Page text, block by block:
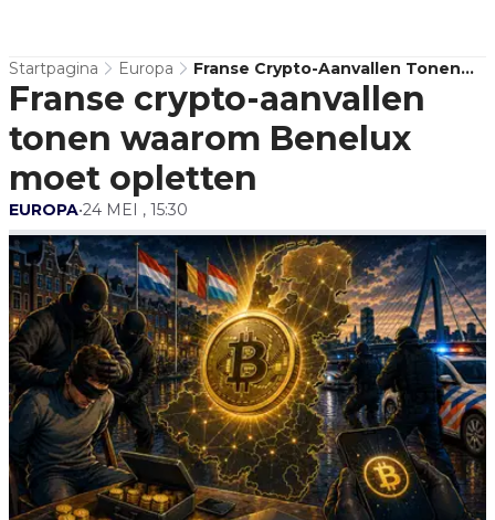
Startpagina Europa
Franse Crypto-Aanvallen Tonen
Waarom Benelux Moet Opletten
Franse crypto-aanvallen
tonen waarom Benelux
moet opletten
EUROPA•24 MEI , 15:30